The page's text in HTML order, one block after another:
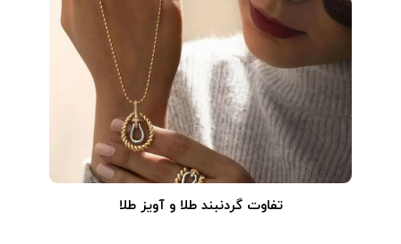
تفاوت گردنبند طلا و آویز طلا